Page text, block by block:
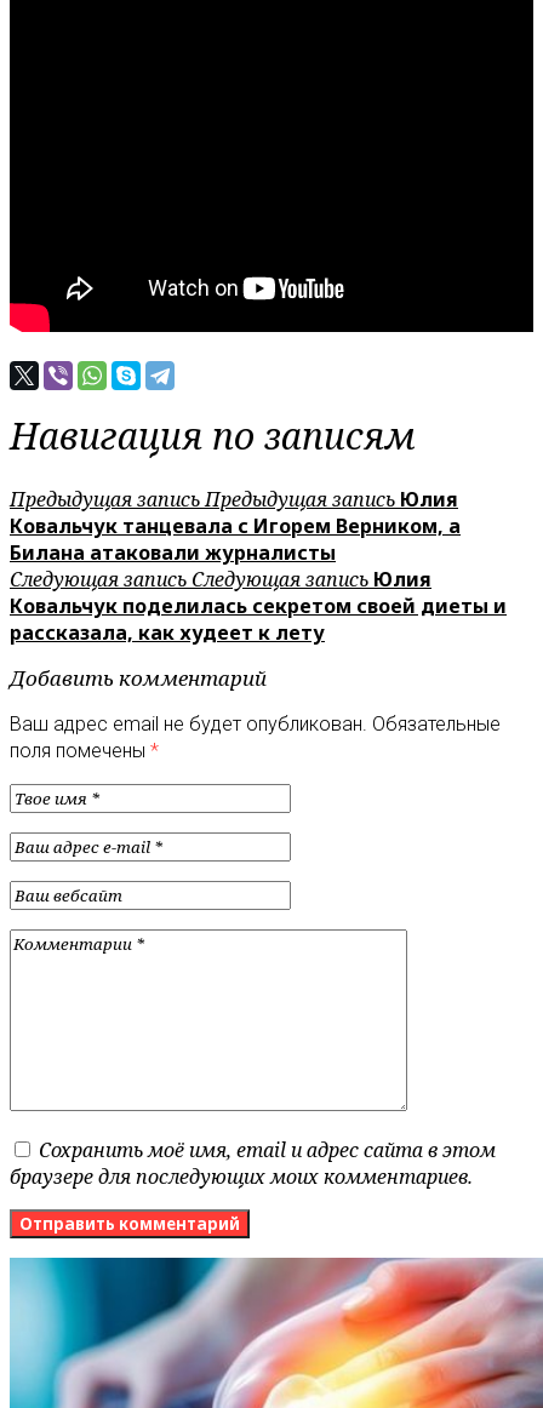
Навигация по записям
Предыдущая записьПредыдущая запись Юлия
Ковальчук танцевала с Игорем Верником, а
Билана атаковали журналисты
Следующая запись Следующая запись Юлия
Ковальчук поделилась секретом своей диеты и
рассказала, как худеет к лету
Добавить комментарий
Ваш адрес email не будет опубликован. Обязательные
поля помечены *
Сохранить моё имя, email и адрес сайта в этом
браузере для последующих моих комментариев.